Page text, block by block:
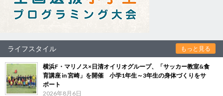
ライフスタイル もっと見る
横浜F・マリノス×日清オイリオグループ、「サッカー教室&食
育講座 in 宮崎」を開催 小学1年生～3年生の身体づくりをサ
ポート
2026年8月6日